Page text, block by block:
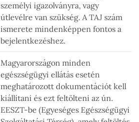
személyi igazolványra, vagy
útlevélre van szükség. A TAJ szám
ismerete mindenképpen fontos a
bejelentkezéshez.
Magyarországon minden
egészségügyi ellátás esetén
meghatározott dokumentációt kell
kiállítani és ezt feltölteni az ún.
EESZT-be (Egyeséges Egészségügyi